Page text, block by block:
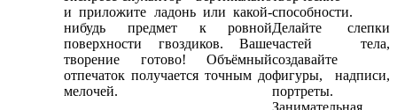
и приложите ладонь или какой-
нибудь предмет к ровной
поверхности гвоздиков. Ваше
творение готово! Объёмный
отпечаток получается точным до
мелочей.
способности.
Делайте слепки
частей тела,
создавайте
фигуры, надписи,
портреты.